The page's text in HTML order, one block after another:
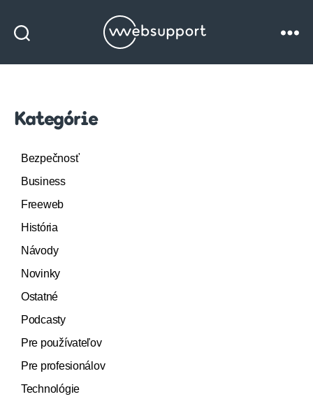
Websupport
Kategórie
Bezpečnosť
Business
Freeweb
História
Návody
Novinky
Ostatné
Podcasty
Pre používateľov
Pre profesionálov
Technológie